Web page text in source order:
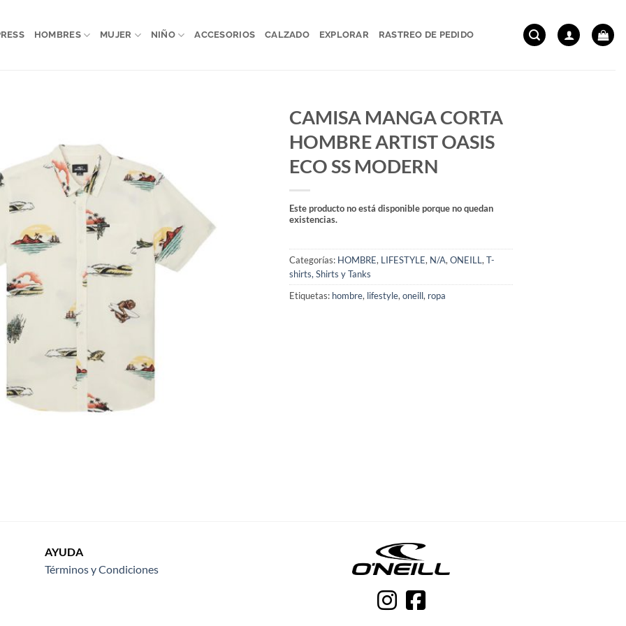
HOMBRES MUJER NIÑO ACCESORIOS CALZADO EXPLORAR RASTREO DE PEDIDO
CAMISA MANGA CORTA
HOMBRE ARTIST OASIS
ECO SS MODERN
Este producto no está disponible porque no quedan
existencias.
Categorías: HOMBRE, LIFESTYLE, N/A, ONEILL , T-
shirts, Shirts y Tanks
Etiquetas: hombre, lifestyle, oneill, ropa
AYUDA
Términos y Condiciones